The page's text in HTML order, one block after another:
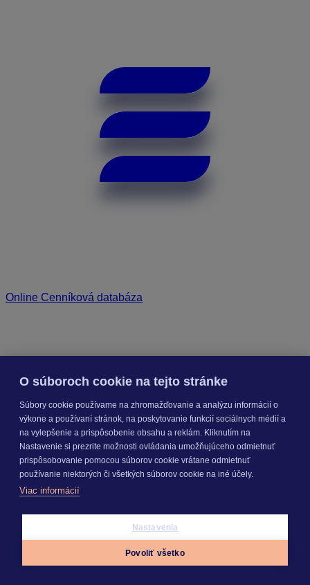
Online Cenníková databáza
O súboroch cookie na tejto stránke
Súbory cookie používame na zhromažďovanie a analýzu informácií o
výkone a používaní stránok, na poskytovanie funkcií sociálnych médií a
na vylepšenie a prispôsobenie obsahu a reklám. Kliknutím na
Nastavenie si prezrite možnosti ovládania umožňujúceho odmietnuť
prispôsobovanie pomocou súborov cookie vrátane odmietnuť
používanie niektorých či všetkých súborov cookie na iné účely.
Viac informácií
Nastavenia
Povoliť všetko